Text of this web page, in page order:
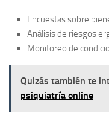
Encuestas sobre
Análisis de riesgos
Monitoreo de
Quizás también te
psiquiatría online